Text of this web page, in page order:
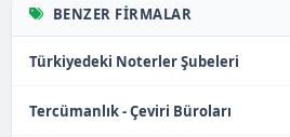
BENZER FIRMALAR
Türkiyedeki Noterler Şubeleri
Tercümanlık - Çeviri Büroları